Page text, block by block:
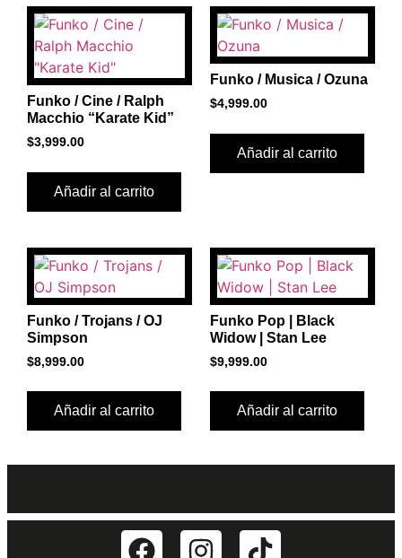
Funko / Cine / Ralph
Macchio “Karate Kid”
$3,999.00
Añadir al carrito
Funko / Musica / Ozuna
$4,999.00
Añadir al carrito
Funko / Trojans / OJ
Simpson
$8,999.00
Añadir al carrito
Funko Pop | Black
Widow | Stan Lee
$9,999.00
Añadir al carrito